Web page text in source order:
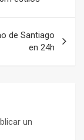
de Santiago
en 24h
un